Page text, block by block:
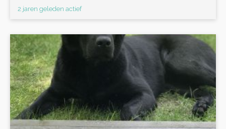
2 jaren geleden actief